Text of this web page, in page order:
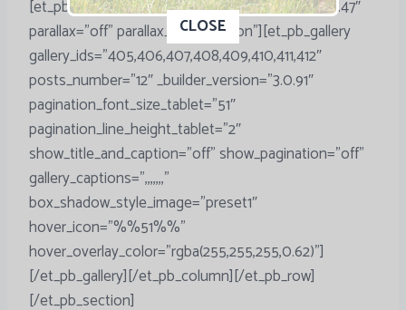
[et_pb_column type=”4_4″ _builder_version=”3.0.47″
parallax=”off” parallax_method=”on”][et_pb_gallery
gallery_ids=”405,406,407,408,409,410,411,412″
posts_number=”12″ _builder_version=”3.0.91″
pagination_font_size_tablet=”51″
pagination_line_height_tablet=”2″
show_title_and_caption=”off” show_pagination=”off”
gallery_captions=”,,,,,,,”
box_shadow_style_image=”preset1″
hover_icon=”%%51%%”
hover_overlay_color=”rgba(255,255,255,0.62)”]
[/et_pb_gallery][/et_pb_column][/et_pb_row]
[/et_pb_section]
This popup will close in:8
CLOSE